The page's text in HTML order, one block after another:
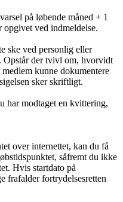
på løbende måned + 1
opgivet ved indmeldelse.
ske ved personlig eller
Opstår der tvivl om, hvorvidt
kunne dokumentere
sker skriftligt.
har modtaget en kvittering,
over internettet, kan du få
såfremt du ikke
Hvis startdato på
frafalder fortrydelsesretten